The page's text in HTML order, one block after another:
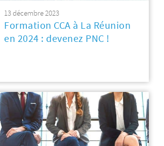
13 décembre 2023
Formation CCA à La Réunion
en 2024 : devenez PNC !